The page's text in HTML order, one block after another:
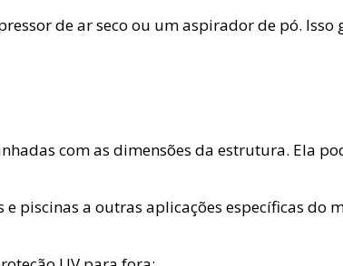
de ar seco ou um aspirador de pó. Isso
com as dimensões da estrutura. Ela
piscinas a outras aplicações específicas do